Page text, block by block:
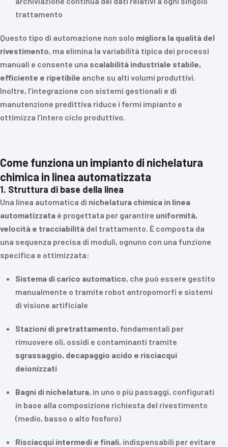
trattamento
Questo tipo di automazione non solo migliora la qualità del
rivestimento, ma elimina la variabilità tipica dei processi
manuali e consente una scalabilità industriale stabile,
efficiente e ripetibile anche su alti volumi produttivi.
Inoltre, l’integrazione con sistemi gestionali e di
manutenzione predittiva riduce i fermi impianto e
ottimizza l’intero ciclo produttivo.
Come funziona un impianto di nichelatura
chimica in linea automatizzata
1. Struttura di base della linea
Una linea automatica di nichelatura chimica in linea
automatizzata è progettata per garantire uniformità,
velocità e tracciabilità del trattamento. È composta da
una sequenza precisa di moduli, ognuno con una funzione
specifica e ottimizzata:
Sistema di carico automatico, che può essere gestito
manualmente o tramite robot antropomorfi e sistemi
di visione artificiale
Stazioni di pretrattamento, fondamentali per
rimuovere oli, ossidi e contaminanti tramite
sgrassaggio, decapaggio acido e risciacqui
deionizzati
Bagni di nichelatura, in uno o più passaggi, configurati
in base alla composizione richiesta del rivestimento
(medio, basso o alto fosforo)
Risciacqui intermedi e finali, indispensabili per evitare